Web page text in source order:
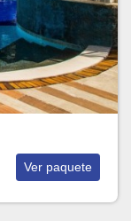
Ver paquete